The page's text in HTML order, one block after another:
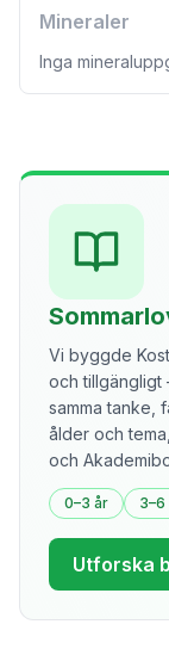
Mineraler
Inga
Vi byggde
och tillgängligt
samma tanke,
ålder och
och
0–3 år 3–6
Utforska